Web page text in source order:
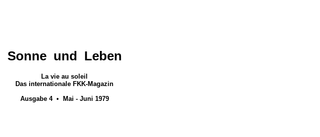
Sonne und Leben
La vie au soleil
Das internationale FKK-Magazin
Ausgabe 4 • Mai - Juni 1979